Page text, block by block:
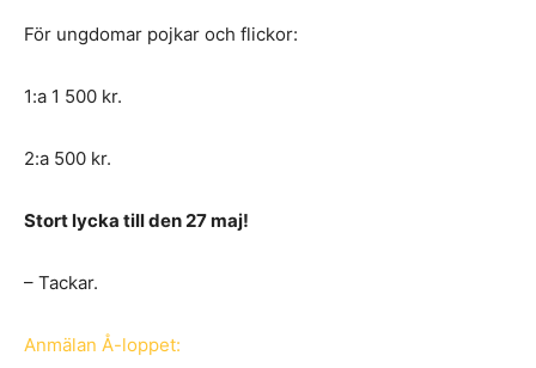
För ungdomar pojkar och flickor:
1:a 1 500 kr.
2:a 500 kr.
Stort lycka till den 27 maj!
– Tackar.
Anmälan Å-loppet: